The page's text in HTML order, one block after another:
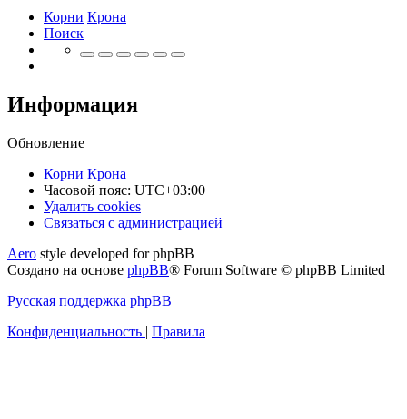
Корни Крона
Поиск
Информация
Обновление
Корни Крона
Часовой пояс: UTC+03:00
Удалить cookies
Связаться
администрацией
Связаться с администрацией
Aero style developed for phpBB
Создано на основе phpBB® Forum Software © phpBB Limited
Русская поддержка phpBB
Конфиденциальность | Правила